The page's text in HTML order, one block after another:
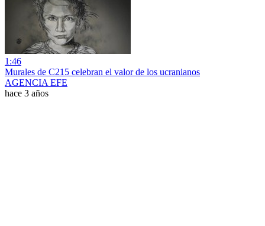
1:46
Murales de C215 celebran el valor de los ucranianos
AGENCIA EFE
hace 3 años